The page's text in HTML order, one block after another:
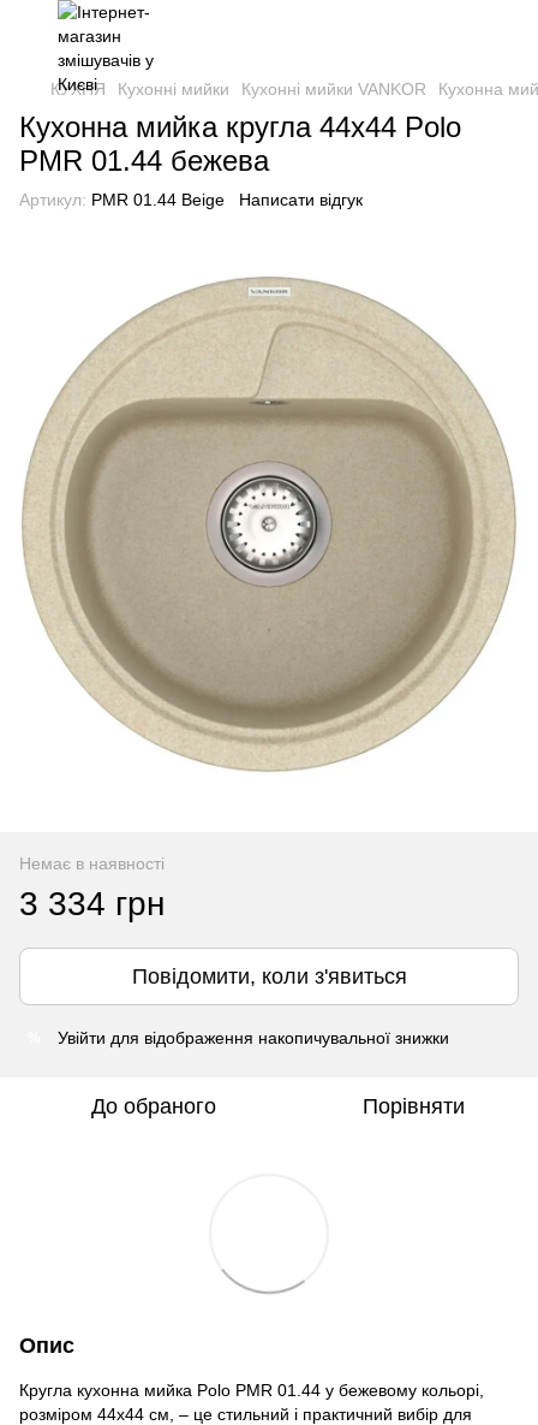
КУХНЯ Кухонні мийки Кухонні мийки VANKOR Кухонна
Кухонна мийка кругла 44х44 Polo
PMR 01.44 бежева
Артикул: PMR 01.44 Beige Написати відгук
Немає в наявності
3 334 грн
Повідомити, коли з'явиться
Увійти для відображення накопичувальної знижки
До обраного Порівняти
Опис
Кругла кухонна мийка Polo PMR 01.44 у бежевому кольорі,
розміром 44х44 см, – це стильний і практичний вибір для